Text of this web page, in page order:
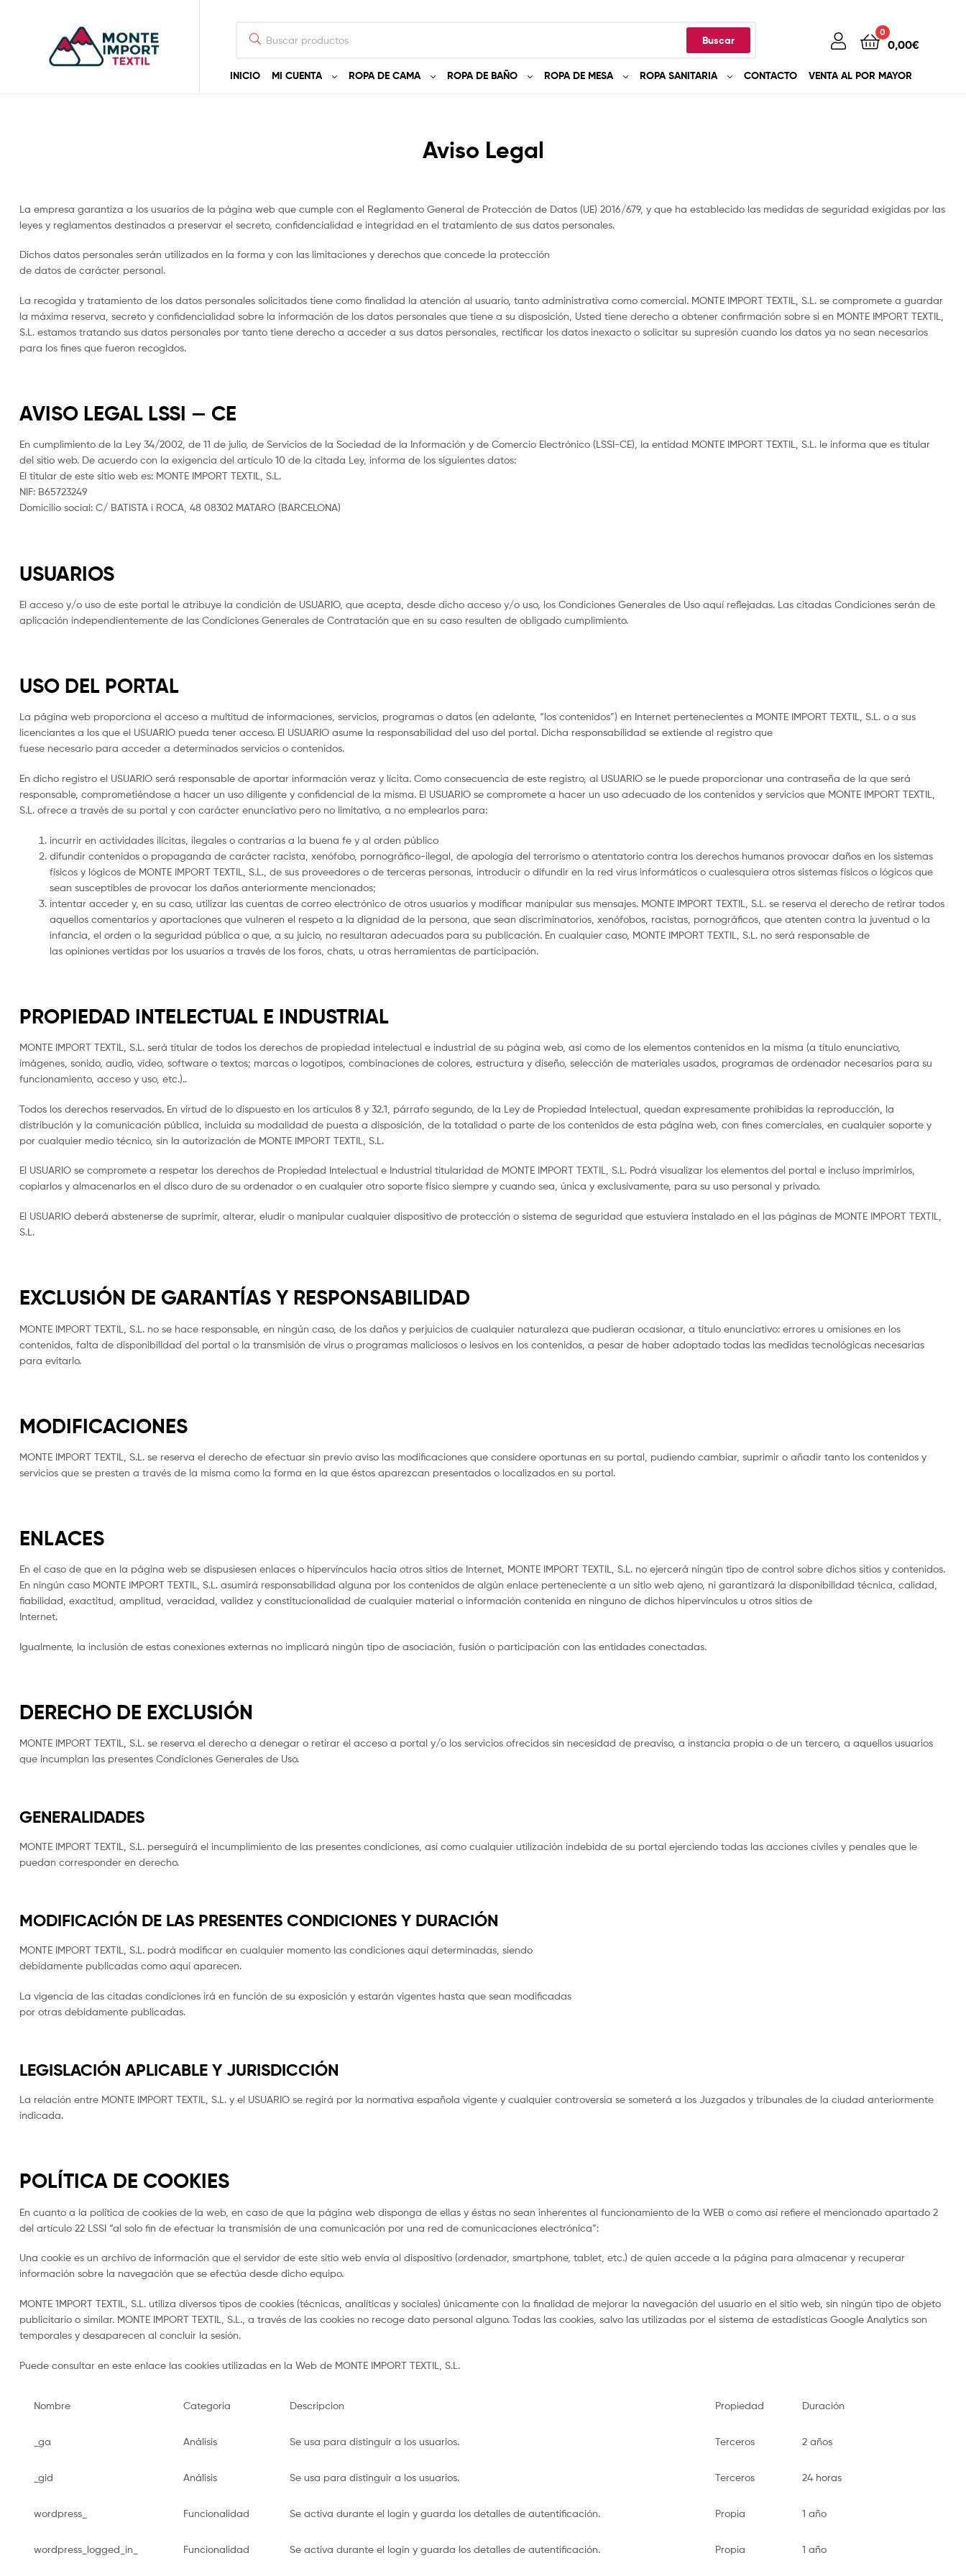
ropa
de
mesa
y
por:
Buscar
0
0,00€
INICIO MI CUENTA ROPA DE CAMA ROPA DE BAÑO ROPA DE MESA ROPA SANITARIA CONTACTO VENTA AL POR MAYOR
Import
Textil
Aviso Legal
La empresa garantiza a los usuarios de la página web que cumple con el Reglamento General de Protección de Datos (UE) 2016/679, y que ha establecido las medidas de seguridad exigidas por las
leyes y reglamentos destinados a preservar el secreto, confidencialidad e integridad en el tratamiento de sus datos personales.
Dichos datos personales serán utilizados en la forma y con las limitaciones y derechos que concede la protección
de datos de carácter personal.
La recogida y tratamiento de los datos personales solicitados tiene como finalidad la atención al usuario, tanto administrativa como comercial. MONTE IMPORT TEXTIL, S.L. se compromete a guardar
la máxima reserva, secreto y confidencialidad sobre la información de los datos personales que tiene a su disposición, Usted tiene derecho a obtener confirmación sobre si en MONTE IMPORT TEXTIL,
S.L. estamos tratando sus datos personales por tanto tiene derecho a acceder a sus datos personales, rectificar los datos inexacto o solicitar su supresión cuando los datos ya no sean necesarios
para los fines que fueron recogidos.
AVISO LEGAL LSSI — CE
En cumplimiento de la Ley 34/2002, de 11 de julio, de Servicios de la Sociedad de la Información y de Comercio Electrónico (LSSI-CE), la entidad MONTE IMPORT TEXTIL, S.L. le informa que es titular
del sitio web. De acuerdo con la exigencia del artículo 10 de la citada Ley, informa de los siguientes datos:
El titular de este sitio web es: MONTE IMPORT TEXTIL, S.L.
NIF: B65723249
Domicilio social: C/ BATISTA i ROCA, 48 08302 MATARO (BARCELONA)
USUARIOS
El acceso y/o uso de este portal le atribuye la condición de USUARIO, que acepta, desde dicho acceso y/o uso, los Condiciones Generales de Uso aquí reflejadas. Las citadas Condiciones serán de
aplicación independientemente de las Condiciones Generales de Contratación que en su caso resulten de obligado cumplimiento.
USO DEL PORTAL
La página web proporciona el acceso a multitud de informaciones, servicios, programas o datos (en adelante, “los contenidos”) en Internet pertenecientes a MONTE IMPORT TEXTIL, S.L. o a sus
licenciantes a los que el USUARIO pueda tener acceso. El USUARIO asume la responsabilidad del uso del portal. Dicha responsabilidad se extiende al registro que
fuese necesario para acceder a determinados servicios o contenidos.
En dicho registro el USUARIO será responsable de aportar información veraz y lícita. Como consecuencia de este registro, al USUARIO se le puede proporcionar una contraseña de la que será
responsable, comprometiéndose a hacer un uso diligente y confidencial de la misma. El USUARIO se compromete a hacer un uso adecuado de los contenidos y servicios que MONTE IMPORT TEXTIL,
S.L. ofrece a través de su portal y con carácter enunciativo pero no limitativo, a no emplearlos para:
incurrir en actividades ilícitas, ilegales o contrarias a la buena fe y al orden público
difundir contenidos o propaganda de carácter racista, xenófobo, pornográfico-ilegal, de apología del terrorismo o atentatorio contra los derechos humanos provocar daños en los sistemas
físicos y lógicos de MONTE IMPORT TEXTIL, S.L., de sus proveedores o de terceras personas, introducir o difundir en la red virus informáticos o cualesquiera otros sistemas físicos o lógicos que
sean susceptibles de provocar los daños anteriormente mencionados;
intentar acceder y, en su caso, utilizar las cuentas de correo electrónico de otros usuarios y modificar manipular sus mensajes. MONTE IMPORT TEXTIL, S.L. se reserva el derecho de retirar todos
aquellos comentarios y aportaciones que vulneren el respeto a la dignidad de la persona, que sean discriminatorios, xenófobos, racistas, pornográficos, que atenten contra la juventud o la
infancia, el orden o la seguridad pública o que, a su juicio, no resultaran adecuados para su publicación. En cualquier caso, MONTE IMPORT TEXTIL, S.L. no será responsable de
las opiniones vertidas por los usuarios a través de los foros, chats, u otras herramientas de participación.
PROPIEDAD INTELECTUAL E INDUSTRIAL
MONTE IMPORT TEXTIL, S.L. será titular de todos los derechos de propiedad intelectual e industrial de su página web, así como de los elementos contenidos en la misma (a título enunciativo,
imágenes, sonido, audio, vídeo, software o textos; marcas o logotipos, combinaciones de colores, estructura y diseño, selección de materiales usados, programas de ordenador necesarios para su
funcionamiento, acceso y uso, etc.)..
Todos los derechos reservados. En virtud de lo dispuesto en los artículos 8 y 32.1, párrafo segundo, de la Ley de Propiedad Intelectual, quedan expresamente prohibidas la reproducción, la
distribución y la comunicación pública, incluida su modalidad de puesta a disposición, de la totalidad o parte de los contenidos de esta página web, con fines comerciales, en cualquier soporte y
por cualquier medio técnico, sin la autorización de MONTE IMPORT TEXTIL, S.L.
El USUARIO se compromete a respetar los derechos de Propiedad Intelectual e Industrial titularidad de MONTE IMPORT TEXTIL, S.L. Podrá visualizar los elementos del portal e incluso imprimirlos,
copiarlos y almacenarlos en el disco duro de su ordenador o en cualquier otro soporte físico siempre y cuando sea, única y exclusivamente, para su uso personal y privado.
El USUARIO deberá abstenerse de suprimir, alterar, eludir o manipular cualquier dispositivo de protección o sistema de seguridad que estuviera instalado en el las páginas de MONTE IMPORT TEXTIL,
S.L.
EXCLUSIÓN DE GARANTÍAS Y RESPONSABILIDAD
MONTE IMPORT TEXTIL, S.L. no se hace responsable, en ningún caso, de los daños y perjuicios de cualquier naturaleza que pudieran ocasionar, a título enunciativo: errores u omisiones en los
contenidos, falta de disponibilidad del portal o la transmisión de virus o programas maliciosos o lesivos en los contenidos, a pesar de haber adoptado todas las medidas tecnológicas necesarias
para evitarlo.
MODIFICACIONES
MONTE IMPORT TEXTIL, S.L. se reserva el derecho de efectuar sin previo aviso las modificaciones que considere oportunas en su portal, pudiendo cambiar, suprimir o añadir tanto los contenidos y
servicios que se presten a través de la misma como la forma en la que éstos aparezcan presentados o localizados en su portal.
ENLACES
En el caso de que en la página web se dispusiesen enlaces o hipervínculos hacía otros sitios de Internet, MONTE IMPORT TEXTIL, S.L. no ejercerá ningún tipo de control sobre dichos sitios y contenidos.
En ningún caso MONTE IMPORT TEXTIL, S.L. asumirá responsabilidad alguna por los contenidos de algún enlace perteneciente a un sitio web ajeno, ni garantizará la disponibilidad técnica, calidad,
fiabilidad, exactitud, amplitud, veracidad, validez y constitucionalidad de cualquier material o información contenida en ninguno de dichos hipervínculos u otros sitios de
Internet.
Igualmente, la inclusión de estas conexiones externas no implicará ningún tipo de asociación, fusión o participación con las entidades conectadas.
DERECHO DE EXCLUSIÓN
MONTE IMPORT TEXTIL, S.L. se reserva el derecho a denegar o retirar el acceso a portal y/o los servicios ofrecidos sin necesidad de preaviso, a instancia propia o de un tercero, a aquellos usuarios
que incumplan las presentes Condiciones Generales de Uso.
GENERALIDADES
MONTE IMPORT TEXTIL, S.L. perseguirá el incumplimiento de las presentes condiciones, así como cualquier utilización indebida de su portal ejerciendo todas las acciones civiles y penales que le
puedan corresponder en derecho.
MODIFICACIÓN DE LAS PRESENTES CONDICIONES Y DURACIÓN
MONTE IMPORT TEXTIL, S.L. podrá modificar en cualquier momento las condiciones aquí determinadas, siendo
debidamente publicadas como aquí aparecen.
La vigencia de las citadas condiciones irá en función de su exposición y estarán vigentes hasta que sean modificadas
por otras debidamente publicadas.
LEGISLACIÓN APLICABLE Y JURISDICCIÓN
La relación entre MONTE IMPORT TEXTIL, S.L. y el USUARIO se regirá por la normativa española vigente y cualquier controversia se someterá a los Juzgados y tribunales de la ciudad anteriormente
indicada.
POLÍTICA DE COOKIES
En cuanto a la política de cookies de la web, en caso de que la página web disponga de ellas y éstas no sean inherentes al funcionamiento de la WEB o como así refiere el mencionado apartado 2
del artículo 22 LSSI “al solo fin de efectuar la transmisión de una comunicación por una red de comunicaciones electrónica”:
Una cookie es un archivo de información que el servidor de este sitio web envía al dispositivo (ordenador, smartphone, tablet, etc.) de quien accede a la página para almacenar y recuperar
información sobre la navegación que se efectúa desde dicho equipo.
MONTE 1MPORT TEXTIL, S.L. utiliza diversos tipos de cookies (técnicas, analíticas y sociales) únicamente con la finalidad de mejorar la navegación del usuario en el sitio web, sin ningún tipo de objeto
publicitario o similar. MONTE IMPORT TEXTIL, S.L., a través de las cookies no recoge dato personal alguno. Todas las cookies, salvo las utilizadas por el sistema de estadísticas Google Analytics son
temporales y desaparecen al concluir la sesión.
Puede consultar en este enlace las cookies utilizadas en la Web de MONTE IMPORT TEXTIL, S.L.
Nombre Categoria Descripcion Propiedad Duración
_ga Análisis Se usa para distinguir a los usuarios. Terceros 2 años
_gid Análisis Se usa para distinguir a los usuarios. Terceros 24 horas
wordpress_ Funcionalidad Se activa durante el login y guarda los detalles de autentificación. Propia 1 año
wordpress_logged_in_ Funcionalidad Se activa durante el login y guarda los detalles de autentificación. Propia 1 año